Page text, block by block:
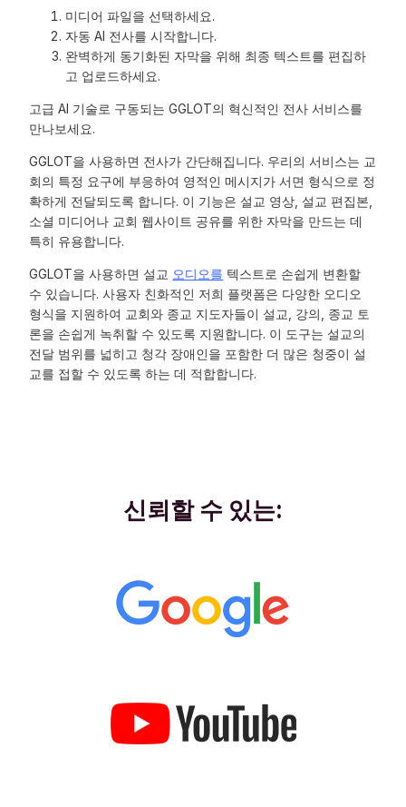
미디어 파일을 선택하세요.
자동 AI 전사를 시작합니다.
완벽하게 동기화된 자막을 위해 최종 텍스트를 편집하
고 업로드하세요.
고급 AI 기술로 구동되는 GGLOT의 혁신적인 전사 서비스를
만나보세요.
GGLOT을 사용하면 전사가 간단해집니다. 우리의 서비스는 교
회의 특정 요구에 부응하여 영적인 메시지가 서면 형식으로 정
확하게 전달되도록 합니다. 이 기능은 설교 영상, 설교 편집본,
소셜 미디어나 교회 웹사이트 공유를 위한 자막을 만드는 데
특히 유용합니다.
GGLOT을 사용하면 설교 오디오를 텍스트로 손쉽게 변환할
수 있습니다. 사용자 친화적인 저희 플랫폼은 다양한 오디오
형식을 지원하여 교회와 종교 지도자들이 설교, 강의, 종교 토
론을 손쉽게 녹취할 수 있도록 지원합니다. 이 도구는 설교의
전달 범위를 넓히고 청각 장애인을 포함한 더 많은 청중이 설
교를 접할 수 있도록 하는 데 적합합니다.
신뢰할 수 있는: